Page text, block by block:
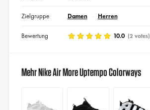
Zielgruppe Damen Herren
Bewertung 10.0 (2 votes)
Mehr Nike Air More Uptempo Colorways